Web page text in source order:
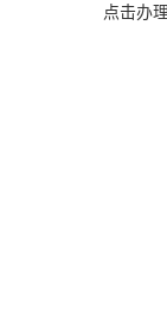
点击办